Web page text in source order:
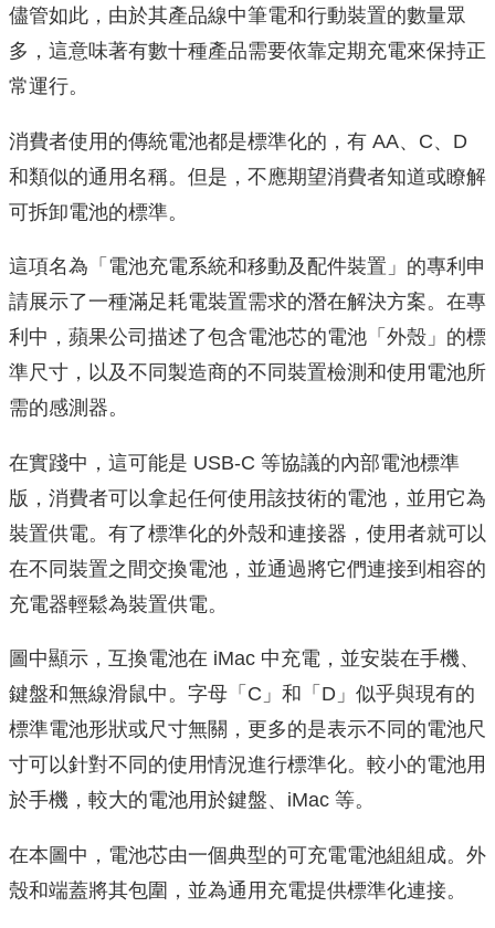
儘管如此，由於其產品線中筆電和行動裝置的數量眾
多，這意味著有數十種產品需要依靠定期充電來保持正
常運行。
消費者使用的傳統電池都是標準化的，有 AA、C、D
和類似的通用名稱。但是，不應期望消費者知道或瞭解
可拆卸電池的標準。
這項名為「電池充電系統和移動及配件裝置」的專利申
請展示了一種滿足耗電裝置需求的潛在解決方案。在專
利中，蘋果公司描述了包含電池芯的電池「外殼」的標
準尺寸，以及不同製造商的不同裝置檢測和使用電池所
需的感測器。
在實踐中，這可能是 USB-C 等協議的內部電池標準
版，消費者可以拿起任何使用該技術的電池，並用它為
裝置供電。有了標準化的外殼和連接器，使用者就可以
在不同裝置之間交換電池，並通過將它們連接到相容的
充電器輕鬆為裝置供電。
圖中顯示，互換電池在 iMac 中充電，並安裝在手機、
鍵盤和無線滑鼠中。字母「C」和「D」似乎與現有的
標準電池形狀或尺寸無關，更多的是表示不同的電池尺
寸可以針對不同的使用情況進行標準化。較小的電池用
於手機，較大的電池用於鍵盤、iMac 等。
在本圖中，電池芯由一個典型的可充電電池組組成。外
殼和端蓋將其包圍，並為通用充電提供標準化連接。